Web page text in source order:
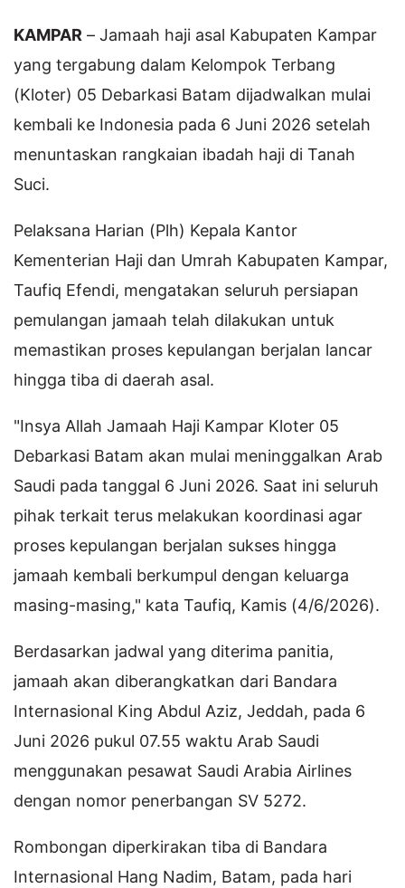
KAMPAR – Jamaah haji asal Kabupaten Kampar
yang tergabung dalam Kelompok Terbang
(Kloter) 05 Debarkasi Batam dijadwalkan mulai
kembali ke Indonesia pada 6 Juni 2026 setelah
menuntaskan rangkaian ibadah haji di Tanah
Suci.
Pelaksana Harian (Plh) Kepala Kantor
Kementerian Haji dan Umrah Kabupaten Kampar,
Taufiq Efendi, mengatakan seluruh persiapan
pemulangan jamaah telah dilakukan untuk
memastikan proses kepulangan berjalan lancar
hingga tiba di daerah asal.
"Insya Allah Jamaah Haji Kampar Kloter 05
Debarkasi Batam akan mulai meninggalkan Arab
Saudi pada tanggal 6 Juni 2026. Saat ini seluruh
pihak terkait terus melakukan koordinasi agar
proses kepulangan berjalan sukses hingga
jamaah kembali berkumpul dengan keluarga
masing-masing," kata Taufiq, Kamis (4/6/2026).
Berdasarkan jadwal yang diterima panitia,
jamaah akan diberangkatkan dari Bandara
Internasional King Abdul Aziz, Jeddah, pada 6
Juni 2026 pukul 07.55 waktu Arab Saudi
menggunakan pesawat Saudi Arabia Airlines
dengan nomor penerbangan SV 5272.
Rombongan diperkirakan tiba di Bandara
Internasional Hang Nadim, Batam, pada hari